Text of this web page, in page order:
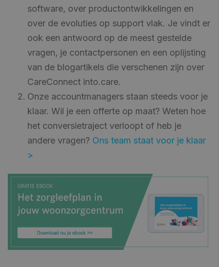
software, over productontwikkelingen en
over de evoluties op support vlak. Je vindt er
ook een antwoord op de meest gestelde
vragen, je contactpersonen en een oplijsting
van de blogartikels die verschenen zijn over
CareConnect into.care.
Onze accountmanagers staan steeds voor je
klaar. Wil je een offerte op maat? Weten hoe
het conversietraject verloopt of heb je
andere vragen? Ons team staat voor je klaar
>